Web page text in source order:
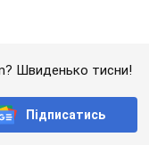
Швиденько тисни!
Підписатись